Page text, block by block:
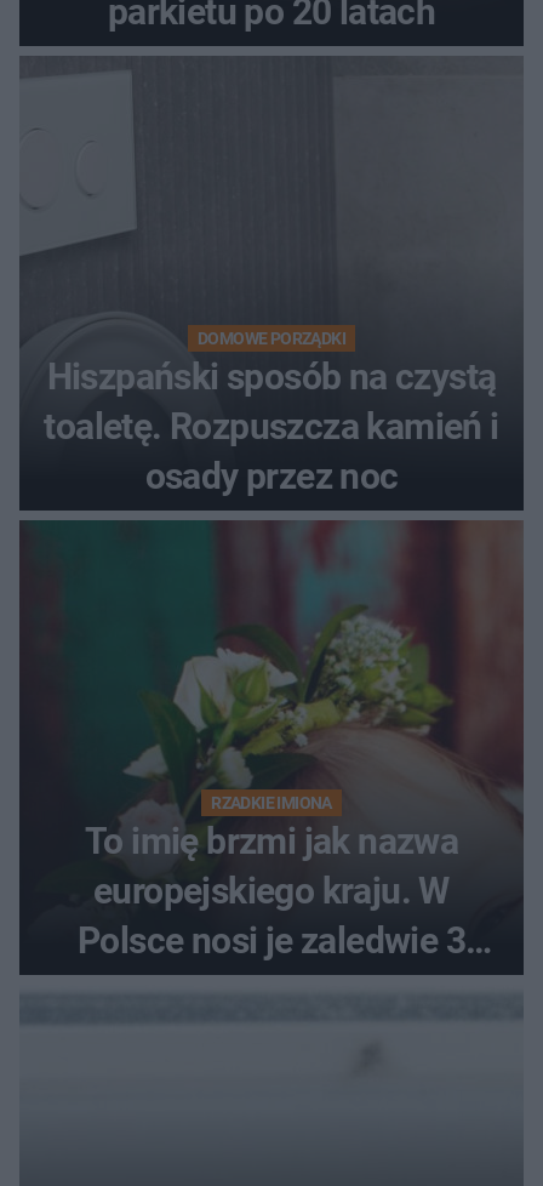
parkietu po 20 latach
DOMOWE PORZĄDKI
Hiszpański sposób na czystą
toaletę. Rozpuszcza kamień i
osady przez noc
RZADKIE IMIONA
To imię brzmi jak nazwa
europejskiego kraju. W
Polsce nosi je zaledwie 3
kobiety